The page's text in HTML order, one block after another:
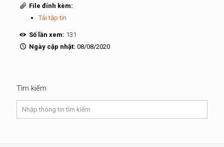
File đính kèm:
Tải tập tin
Số lần xem: 131
Ngày cập nhật: 08/08/2020
Tìm kiếm